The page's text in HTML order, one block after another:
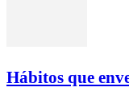
Hábitos que